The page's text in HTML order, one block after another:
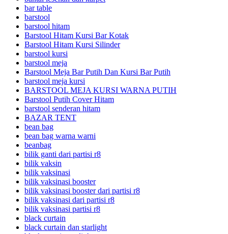
bar table
barstool
barstool hitam
Barstool Hitam Kursi Bar Kotak
Barstool Hitam Kursi Silinder
barstool kursi
barstool meja
Barstool Meja Bar Putih Dan Kursi Bar Putih
barstool meja kursi
BARSTOOL MEJA KURSI WARNA PUTIH
Barstool Putih Cover Hitam
barstool senderan hitam
BAZAR TENT
bean bag
bean bag warna warni
beanbag
bilik ganti dari partisi r8
bilik vaksin
bilik vaksinasi
bilik vaksinasi booster
bilik vaksinasi booster dari partisi r8
bilik vaksinasi dari partisi r8
bilik vaksinasi partisi r8
black curtain
black curtain dan starlight